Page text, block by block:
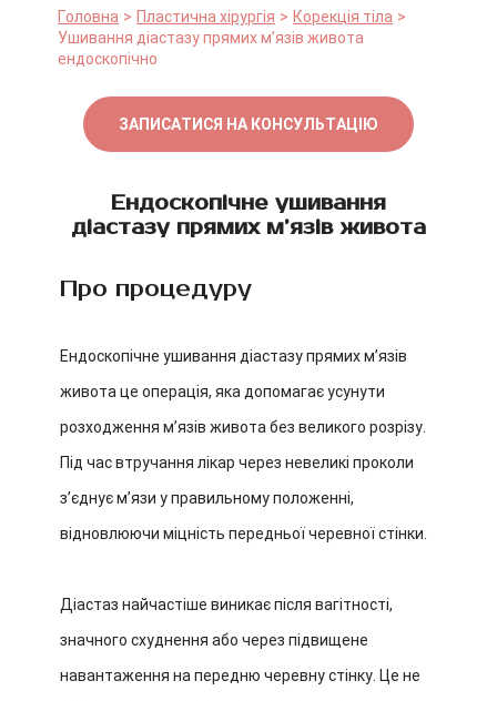
Головна Пластична хірургія
Корекція тіла
Ушивання діастазу прямих мʼязів живота
ендоскопічно
ЗАПИСАТИСЯ НА КОНСУЛЬТАЦІЮ
Ендоскопічне ушивання
діастазу прямих м’язів живота
Про процедуру
Ендоскопічне ушивання діастазу прямих м’язів
живота це операція, яка допомагає усунути
розходження м’язів живота без великого розрізу.
Під час втручання лікар через невеликі проколи
з’єднує м’язи у правильному положенні,
відновлюючи міцність передньої черевної стінки.
Діастаз найчастіше виникає після вагітності,
значного схуднення або через підвищене
навантаження на передню черевну стінку. Це не